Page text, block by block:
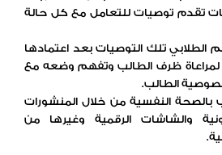
تقدم توصيات للتعامل مع كل حالة
الطلابي تلك التوصيات بعد اعتمادها
لمراعاة ظرف الطالب وتفهم وضعه مع
الطالب.
بالصحة النفسية من خلال المنشورات
والشاشات الرقمية وغيرها من